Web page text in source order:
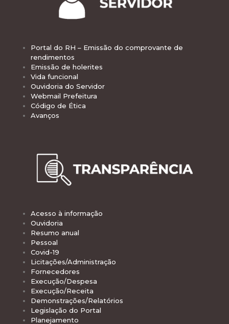
Portal do RH – Emissão do comprovante de
rendimentos
Emissão de holerites
Vida funcional
Ouvidoria do Servidor
Webmail Prefeitura
Código de Ética
Avanços
Acesso à informação
Ouvidoria
Resumo anual
Pessoal
Covid-19
Licitações/Administração
Fornecedores
Execução/Despesa
Execução/Receita
Demonstrações/Relatórios
Legislação do Portal
Planejamento